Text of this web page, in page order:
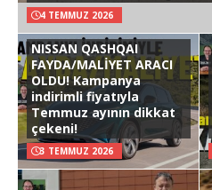
4 TEMMUZ 2026
NISSAN QASHQAI
FAYDA/MALİYET ARACI
OLDU! Kampanya
indirimli fiyatıyla
Temmuz ayının dikkat
çekeni!
3 TEMMUZ 2026